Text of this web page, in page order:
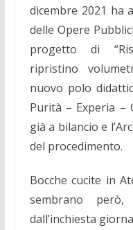
dicembre 2021 ha
delle Opere
progetto di
ripristino
nuovo polo
Purità – Experia –
già a bilancio e
del procedimento.
Bocche cucite in
sembrano
dall’inchiesta